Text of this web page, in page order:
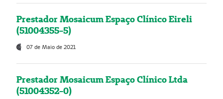
Prestador Mosaicum Espaço Clínico Eireli
(51004355-5)
07 de Maio de 2021
Prestador Mosaicum Espaço Clínico Ltda
(51004352-0)